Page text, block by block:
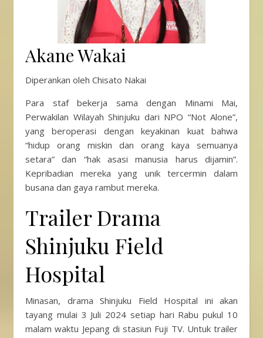
Akane Wakai
Diperankan oleh Chisato Nakai
Para staf bekerja sama dengan Minami Mai,
Perwakilan Wilayah Shinjuku dari NPO “Not Alone”,
yang beroperasi dengan keyakinan kuat bahwa
“hidup orang miskin dan orang kaya semuanya
setara” dan “hak asasi manusia harus dijamin”.
Kepribadian mereka yang unik tercermin dalam
busana dan gaya rambut mereka.
Trailer Drama
Shinjuku Field
Hospital
Minasan, drama Shinjuku Field Hospital ini akan
tayang mulai 3 Juli 2024 setiap hari Rabu pukul 10
malam waktu Jepang di stasiun Fuji TV. Untuk trailer